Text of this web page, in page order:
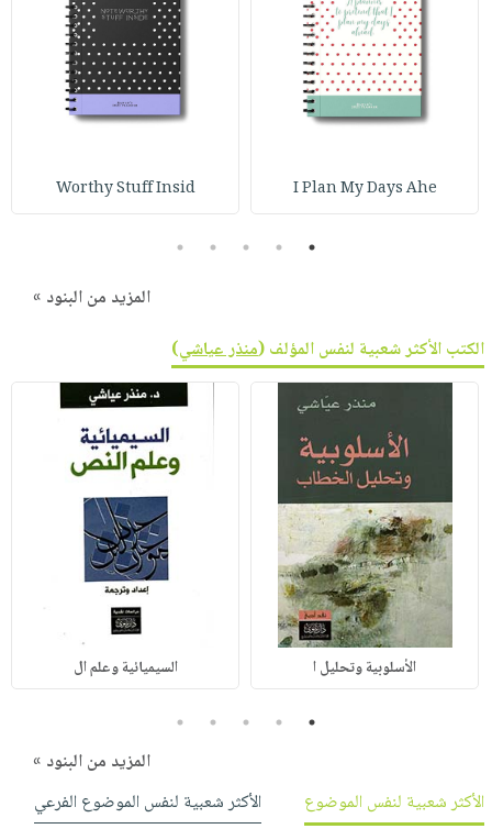
I Plan My Days Ahe
Worthy Stuff Insid
1
2
3
4
5
المزيد من البنود »
الكتب الأكثر شعبية لنفس المؤلف (منذر عياشي)
الأسلوبية وتحليل ا السيميائية وعلم ال
1
2
3
4
5
المزيد من البنود »
الأكثر شعبية لنفس الموضوع
الأكثر شعبية لنفس الموضوع الفرعي